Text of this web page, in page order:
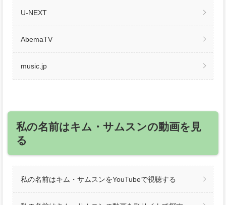
U-NEXT
AbemaTV
music.jp
私の名前はキム・サムスンの動画を見
る
私の名前はキム・サムスンをYouTubeで視聴する